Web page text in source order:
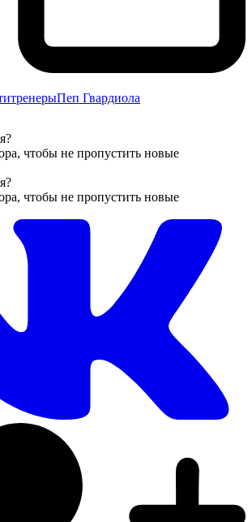
тренерыПеп Гвардиола
чтобы не пропустить новые
чтобы не пропустить новые